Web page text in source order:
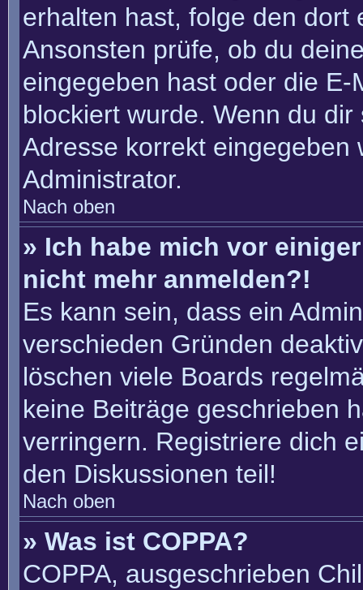
erhalten hast, folge den dort
Ansonsten prüfe, ob du
eingegeben hast oder die
blockiert wurde. Wenn du
Adresse korrekt
Administrator.
Nach oben
» Ich habe mich vor
nicht mehr anmelden?!
Es kann sein, dass ein
verschieden Gründen
löschen viele Boards
keine Beiträge geschrieben
verringern. Registriere dich
den Diskussionen teil!
Nach oben
» Was ist COPPA?
COPPA, ausgeschrieben